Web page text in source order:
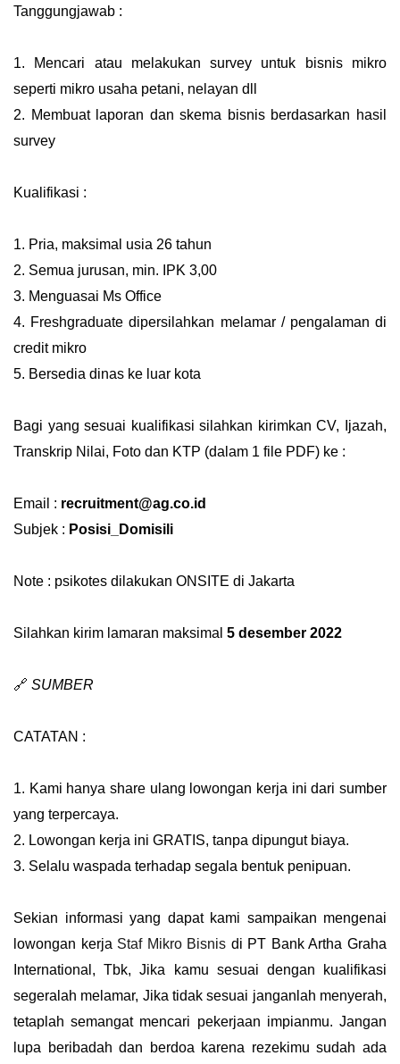
Tanggungjawab :
1. Mencari atau melakukan survey untuk bisnis mikro
seperti mikro usaha petani, nelayan dll
2. Membuat laporan dan skema bisnis berdasarkan hasil
survey
Kualifikasi :
1. Pria, maksimal usia 26 tahun
2. Semua jurusan, min. IPK 3,00
3. Menguasai Ms Office
4. Freshgraduate dipersilahkan melamar / pengalaman di
credit mikro
5. Bersedia dinas ke luar kota
Bagi yang sesuai kualifikasi silahkan kirimkan CV, Ijazah,
Transkrip Nilai, Foto dan KTP (dalam 1 file PDF) ke :
Email : recruitment@ag.co.id
Subjek : Posisi_Domisili
Note : psikotes dilakukan ONSITE di Jakarta
Silahkan kirim lamaran maksimal 5 desember 2022
🔗 SUMBER
CATATAN :
1. Kami hanya share ulang lowongan kerja ini dari sumber
yang terpercaya.
2. Lowongan kerja ini GRATIS, tanpa dipungut biaya.
3. Selalu waspada terhadap segala bentuk penipuan.
Sekian informasi yang dapat kami sampaikan mengenai
lowongan kerja Staf Mikro Bisnis di PT Bank Artha Graha
International, Tbk, Jika kamu sesuai dengan kualifikasi
segeralah melamar, Jika tidak sesuai janganlah menyerah,
tetaplah semangat mencari pekerjaan impianmu. Jangan
lupa beribadah dan berdoa karena rezekimu sudah ada